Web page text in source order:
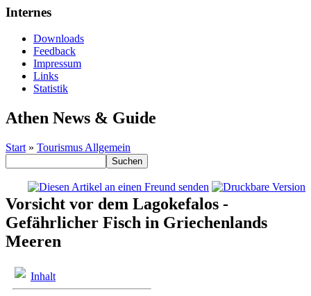
Internes
Downloads
Feedback
Impressum
Links
Statistik
Athen News & Guide
Start » Tourismus Allgemein
Vorsicht vor dem Lagokefalos -
Gefährlicher Fisch in Griechenlands
Meeren
Inhalt